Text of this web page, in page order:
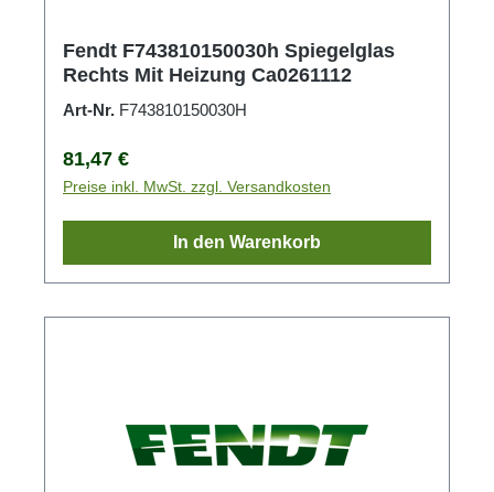
Fendt F743810150030h Spiegelglas
Rechts Mit Heizung Ca0261112
Art-Nr. F743810150030H
Regulärer Preis:
81,47 €
Preise inkl. MwSt. zzgl. Versandkosten
In den Warenkorb